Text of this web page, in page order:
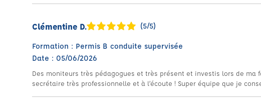
Clémentine D. (5/5)
Formation : Permis B conduite supervisée
Date : 05/06/2026
Des moniteurs très pédagogues et très présent et investis lors de ma
secrétaire très professionnelle et à l’écoute ! Super équipe que je